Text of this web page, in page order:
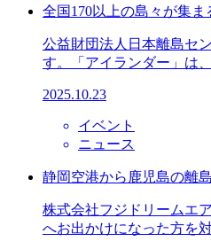
全国170以上の島々が集
公益財団法人日本離島セ
す。「アイランダー」は
2025.10.23
イベント
ニュース
静岡空港から鹿児島の離
株式会社フジドリームエ
へお出かけになった方を